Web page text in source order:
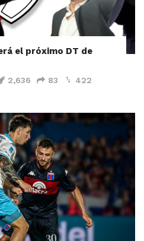
el próximo DT de
2,636 83 422